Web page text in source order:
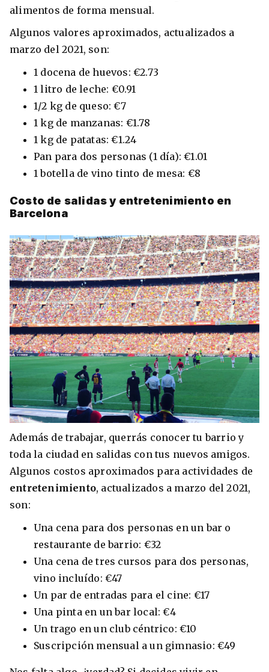
alimentos de forma mensual.
Algunos valores aproximados, actualizados a
marzo del 2021, son:
1 docena de huevos: €2.73
1 litro de leche: €0.91
1/2 kg de queso: €7
1 kg de manzanas: €1.78
1 kg de patatas: €1.24
Pan para dos personas (1 día): €1.01
1 botella de vino tinto de mesa: €8
Costo de salidas y entretenimiento en
Barcelona
Además de trabajar, querrás conocer tu barrio y
toda la ciudad en salidas con tus nuevos amigos.
Algunos costos aproximados para actividades de
entretenimiento, actualizados a marzo del 2021,
son:
Una cena para dos personas en un bar o
restaurante de barrio: €32
Una cena de tres cursos para dos personas,
vino incluído: €47
Un par de entradas para el cine: €17
Una pinta en un bar local: €4
Un trago en un club céntrico: €10
Suscripción mensual a un gimnasio: €49